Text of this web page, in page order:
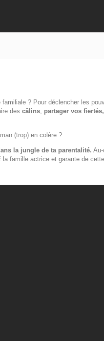
? Pour déclencher les
des câlins, partager vos
(trop) en colère ?
la jungle de ta parentalité.
famille actrice et garante de